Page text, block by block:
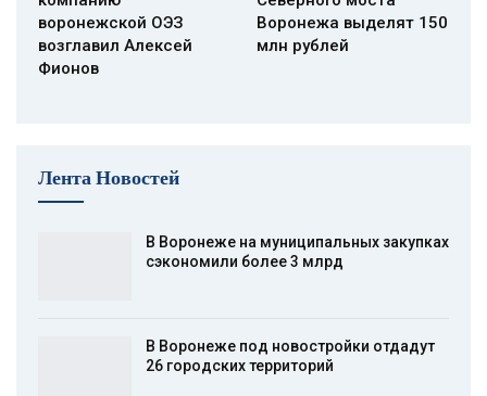
воронежской ОЭЗ
возглавил Алексей
Фионов
Воронежа выделят 150
млн рублей
Лента Новостей
В Воронеже на муниципальных закупках
сэкономили более 3 млрд
В Воронеже под новостройки отдадут
26 городских территорий